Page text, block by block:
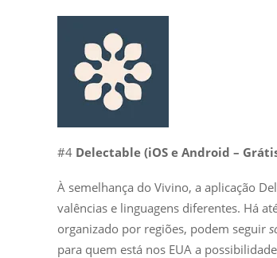
#4 Delectable (iOS e Android –
À semelhança do Vivino, a aplicação
valências e linguagens diferentes. Há
organizado por regiões, podem seguir
para quem está nos EUA a